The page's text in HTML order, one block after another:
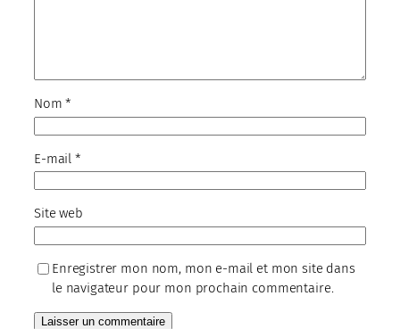
Nom*
E-mail *
Site web
Enregistrer mon nom, mon e-mail et mon site dans
le navigateur pour mon prochain commentaire.